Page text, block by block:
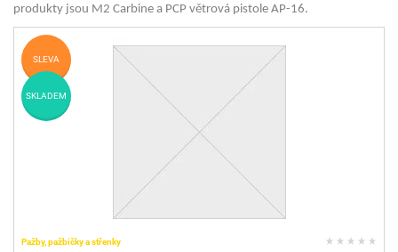
KONTAKTY
produkty jsou M2 Carbine a PCP větrová pistole AP-16.
Pažby, pažbičky a střenky
SLEVA
SKLADEM